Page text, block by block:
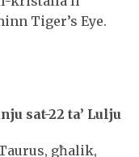
Tiger’s Eye.
sat-22 ta’ Lulju
għalik,